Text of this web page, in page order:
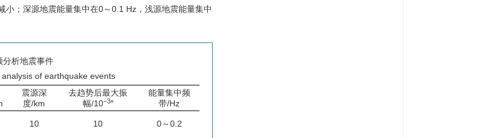
；深源地震能量集中在0～0.1 Hz，浅源地震能量集中
分析地震事件
of earthquake events
震源深
度/km
去趋势后最大振
幅/10−3″
能量集中频
带/Hz
10 10 0～0.2